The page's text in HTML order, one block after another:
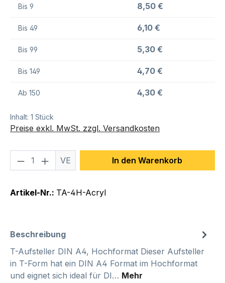
Bis 9 8,50 €
Bis 49 6,10 €
Bis 99 5,30 €
Bis 149 4,70 €
Ab 150 4,30 €
Inhalt: 1 Stück
Preise exkl. MwSt. zzgl. Versandkosten
Produkt Anzahl: Gib den
VE In den Warenkorb
Artikel-Nr.: TA-4H-Acryl
Beschreibung
T-Aufsteller DIN A4, Hochformat Dieser Aufsteller
in T-Form hat ein DIN A4 Format im Hochformat
und eignet sich ideal für DI… Mehr